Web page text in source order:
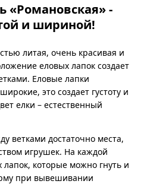
«Романовская» -
и шириной!
литая, очень красивая и
еловых лапок создает
Еловые лапки
это создает густоту и
елки – естественный
ветками достаточно места,
игрушек. На каждой
которые можно гнуть и
при вывешивании